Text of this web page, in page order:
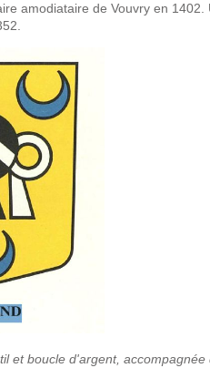
amodiataire de Vouvry en 1402.
et boucle d'argent, accompagnée